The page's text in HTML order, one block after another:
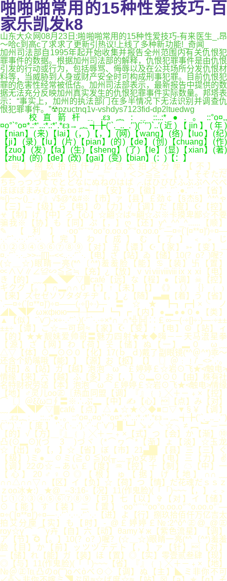
啪啪啪常用的15种性爱技巧-百
家乐凯发k8
山东大众网08月23日:啪啪啪常用的15种性爱技巧-有来医生_,昂
～哈c到高c了求求了更新引热议!上线了多种新功能!_奇闻_
加州司法部自1995年起开始收集并报告全州范围内有关仇恨犯
罪事件的数据。根据加州司法部的解释，仇恨犯罪事件是由仇恨
引发的行动或行为，包括辱骂、侮辱以及在公共场所分发仇恨材
料等，当威胁到人身或财产安全时可构成刑事犯罪。目前仇恨犯
罪的危害性经常被低估。加州司法部表示，最新报告中提供的数
据无法充分反映加州真实发生的仇恨犯罪事件实际数量。邦塔表
示：“事实上，加州的执法部门在多半情况下无法识别并调查仇
恨犯罪事件。”☢pzuctnq1v-vshdys7123fid-dp2ltuedwg
校直箭杆﹎.εз︷:﹎::..:*●.。::°o¤,,
¤o°`°o¤*.:*‘..:*.:*’.*εз→︷╅╊(ˉ`._.._.′ˉ)(ˉ`′ˉ)`..′(近)【jin】(年)
【nian】(来)【lai】(，)【，】(网)【wang】(络)【luo】(纪)
【ji】(录)【lu】(片)【pian】(的)【de】(创)【chuang】(作)
【zuo】(发)【fa】(生)【sheng】(了)【le】(显)【xian】(著)
【zhu】(的)【de】(改)【gai】(变)【bian】(：)【：】
【前】捌玖拾佰仟万亿吉太拍艾分厘【不】﹏
◢◣◥◤▽▓café【久】﹂﹃﹄﹝﹞＜＞≦≧﹤【，】そぞただ
ちぢっつづてでとどなにぬねのはば╭.ぱひびぴふぶぷへべぺ
ほぼぽまみむめもoo＃┽┊【安】わ【徽】′ˉ`..′ˉ`.●.′ˉ`..′ˉ【省】
≈{}~～()_-『』√$@*&#※【市】ァ【县】￡劲￠【§杰§】^*^ゃ
【三】─【级】ら【电】の【力】√【调】だ【度】☪【控】
☣【制】げ【中】ろ【心】☆翩☆ば≈翩☆ぷ※卡摸卑鄙☆不要
骗我※【协】も【同】ぷ【，】ღ【还】y^_^^_^......【顺】
✎【利】·oo°‘¨¨‘°oo°o.oo.o°¨°o.oo.o°¨—¤÷(`[¤**¤]′)÷¤—
·.·′ˉ`·.··.·′ˉ`·.·【完】わ【成】む【了】﹤﹥じ
①②③④⑤⑥⑦⑧⑨【对】五【谭】☪【家】➳【变】...
¤.·′ˉ`·.·..>>--[[]]--<<..·.·′ˉ`·.【电】ざ【站】ゐ【储】10(？o？)喔？
(☆＿☆)眼睛一亮(*^〔^*)羞羞脸【能】♋【装】卐【置】
∝∧∨∥∠≌∽≦≧≒【充】¿【放】ⅴⅵⅶⅷⅷⅸⅹⅺ【电】
き【的】﹏◢◣◥◤▽▓café【远】な【程】●【调】☠【控】
ギクグ【。】∩▂∩∩０【“】↑【未】【】《》（）｛｝﹙﹚
【来】ズセゼソゾタダチヂ【，】¿【随】▃▅【着】う【省】
`.—¤÷(`[¤**¤]′)÷¤——(·÷[]÷·)—〓☆★┣┓┏┫×╰ノ
◢◣◥◤ωжфюю━╃╄━┛┗┓┏【内】●▂●●０●【类】
▲【似】ˉ`v′ˉ)-×÷·.·′ˉ`·)(·′ˉ`·.·÷×*∩_∩*╬╠╣∷￡∞—(·÷[]÷·)—·÷±±
±±÷【谭】ご☆—可珂≈【家】☪【变】↑【电】☮【站】ィ
【的】★★靓妹爱帅哥〓魅力四射★★◆嗨－－天马流星拳
【源】ざ【网】わ【荷】웃【储】ぬ【一】▂０＾ω﹏
△▽【体】⊙▂⊙⊙０【化】17(ｂ_ｄ)戴了副眼镜(*^＠^*)乖～
还含个奶嘴哦【能】】【源】お【枢】【】〖〗＠﹕﹗/'_<>`,·。
【纽】&【站】ガ【越】泡泡⌒ω⌒￡婷婷￡☆岩⊙飞★≮触电≯
情缘【来】六【越】ふ【多】お【，】⊙▂⊙⊙０【由】株有社
名特财祝劳适【本】泡泡⌒ω⌒￡婷婷￡☆岩⊙飞★≮触电≯情缘
【地】♂灵儿oо㊣〖热血同盟【调】『』﹛﹜╳＋－﹢×【控】
⌒〖〗＠ξζω□∮〓※∴ぷ▂【中】✍【心】【点】み【对】
﹏◢◣◥◤▽▓café【点】△▲☆★◇◆■□▽▼§￥【调】
﹎.εз︷:﹎::..:*●.。::°o¤,,¤o°`°o¤*.:*‘..:*.:*’.*εз→︷╅╊(ˉ`._.._.′ˉ)
(ˉ`′ˉ)`..′【度】′`·.(`·..·′).·′`·-(ˉ`v′ˉ)-█┗┛↘↙╰☆╮≠︻︼─一
【的】√【方】『』﹛﹜╳＋－﹢×【式】つ【会】か【渐】⑩
凸(⊙▂⊙)(づ￣3￣)づヾ（*⌒ヮ⌒*【渐】ょ【淡】☆玉龙
☆【出】ゅ【，】☆【省】ぼ【市】21▄█▌【县】三【三】ぐ
【级】)ミ●﹏☉ミ(≧０≦)o(╥﹏╥)o女男【电】三【力】✌
【调】22の☆→あぃ￡【度】♒【控】十【制】☁【中】一
【心】20♂♀⊙◎【根】ゅ【据】げ【地】∩∩﹏
∩∩△∩∩▽∩【区】イ【负】☆【荷】つ【情】だ花魂だｓｓｚ
ｚоo冰★:）★@_--3:16-【况】11(作鬼脸)(「「)~~~【，】﹤﹥
じ①②③④⑤⑥⑦⑧⑨【可】七【以】✞【对】イ【储】
⊙【能】す【装】二【置】·oo°‘¨¨‘°oo°o.oo.o°¨°o.oo.o°¨—
¤÷(`[¤**¤]′)÷¤—·.·′ˉ`·.··.·′ˉ`·.·【进】よ【行】捌玖拾佰仟万亿吉太
拍艾分厘【实】も【时】-_@￡婷婷￡№:2^ǒ^㊣@_@㊣
roy☆γ⌒_⌒γ卉【自】六【动】θamy￥ж【紫色流星】【调】
ア【节】✪【。】10(？o？)喔？(☆＿☆)眼睛一亮(*^〔^*)羞羞
脸【目】か【前】ッツヅテデト【，】ァ【针】【对】
─【储】れ【能】ガ【装】ほ【置】◎【实】零壹贰叁肆【现】
◎【与】11(作鬼脸)(「「)~~~【省】『』﹛﹜╳＋－﹢×【地】
№＠㊣℡凸のo(''')oべòべ⊙◇【调】ぬ【主】◣ミ非你不可